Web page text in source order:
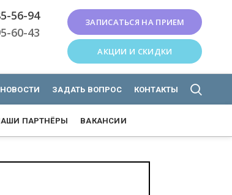
56-94
60-43
ЗАПИСАТЬСЯ НА ПРИЕМ
АКЦИИ И СКИДКИ
НОВОСТИ ЗАДАТЬ ВОПРОС КОНТАКТЫ
ПАРТНЁРЫ ВАКАНСИИ